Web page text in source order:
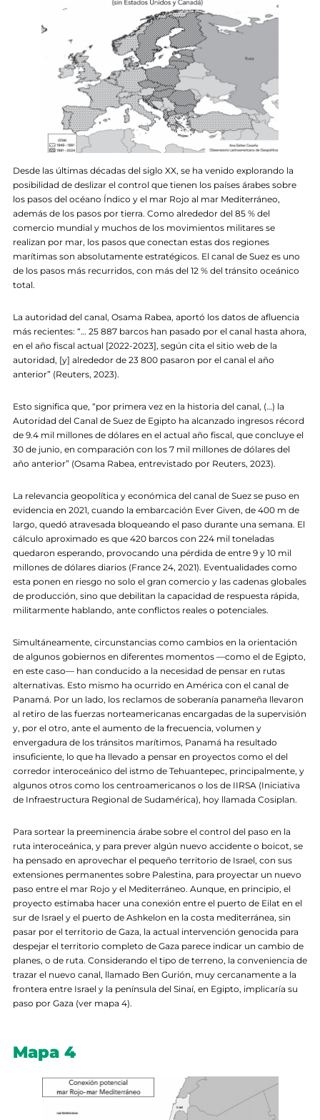
Desde las últimas décadas del siglo XX, se ha venido explorando la
posibilidad de deslizar el control que tienen los países árabes sobre
los pasos del océano Índico y el mar Rojo al mar Mediterráneo,
además de los pasos por tierra. Como alrededor del 85 % del
comercio mundial y muchos de los movimientos militares se
realizan por mar, los pasos que conectan estas dos regiones
marítimas son absolutamente estratégicos. El canal de Suez es uno
de los pasos más recurridos, con más del 12 % del tránsito oceánico
total.
La autoridad del canal, Osama Rabea, aportó los datos de afluencia
más recientes: “… 25 887 barcos han pasado por el canal hasta ahora,
en el año fiscal actual [2022-2023], según cita el sitio web de la
autoridad, [y] alrededor de 23 800 pasaron por el canal el año
anterior” (Reuters, 2023).
Esto significa que, “por primera vez en la historia del canal, (…) la
Autoridad del Canal de Suez de Egipto ha alcanzado ingresos récord
de 9.4 mil millones de dólares en el actual año fiscal, que concluye el
30 de junio, en comparación con los 7 mil millones de dólares del
año anterior” (Osama Rabea, entrevistado por Reuters, 2023).
La relevancia geopolítica y económica del canal de Suez se puso en
evidencia en 2021, cuando la embarcación Ever Given, de 400 m de
largo, quedó atravesada bloqueando el paso durante una semana. El
cálculo aproximado es que 420 barcos con 224 mil toneladas
quedaron esperando, provocando una pérdida de entre 9 y 10 mil
millones de dólares diarios (France 24, 2021). Eventualidades como
esta ponen en riesgo no solo el gran comercio y las cadenas globales
de producción, sino que debilitan la capacidad de respuesta rápida,
militarmente hablando, ante conflictos reales o potenciales.
Simultáneamente, circunstancias como cambios en la orientación
de algunos gobiernos en diferentes momentos —como el de Egipto,
en este caso— han conducido a la necesidad de pensar en rutas
alternativas. Esto mismo ha ocurrido en América con el canal de
Panamá. Por un lado, los reclamos de soberanía panameña llevaron
al retiro de las fuerzas norteamericanas encargadas de la supervisión
y, por el otro, ante el aumento de la frecuencia, volumen y
envergadura de los tránsitos marítimos, Panamá ha resultado
insuficiente, lo que ha llevado a pensar en proyectos como el del
corredor interoceánico del istmo de Tehuantepec, principalmente, y
algunos otros como los centroamericanos o los de IIRSA (Iniciativa
de Infraestructura Regional de Sudamérica), hoy llamada Cosiplan.
Para sortear la preeminencia árabe sobre el control del paso en la
ruta interoceánica, y para prever algún nuevo accidente o boicot, se
ha pensado en aprovechar el pequeño territorio de Israel, con sus
extensiones permanentes sobre Palestina, para proyectar un nuevo
paso entre el mar Rojo y el Mediterráneo. Aunque, en principio, el
proyecto estimaba hacer una conexión entre el puerto de Eilat en el
sur de Israel y el puerto de Ashkelon en la costa mediterránea, sin
pasar por el territorio de Gaza, la actual intervención genocida para
despejar el territorio completo de Gaza parece indicar un cambio de
planes, o de ruta. Considerando el tipo de terreno, la conveniencia de
trazar el nuevo canal, llamado Ben Gurión, muy cercanamente a la
frontera entre Israel y la península del Sinaí, en Egipto, implicaría su
paso por Gaza (ver mapa 4).
Mapa 4